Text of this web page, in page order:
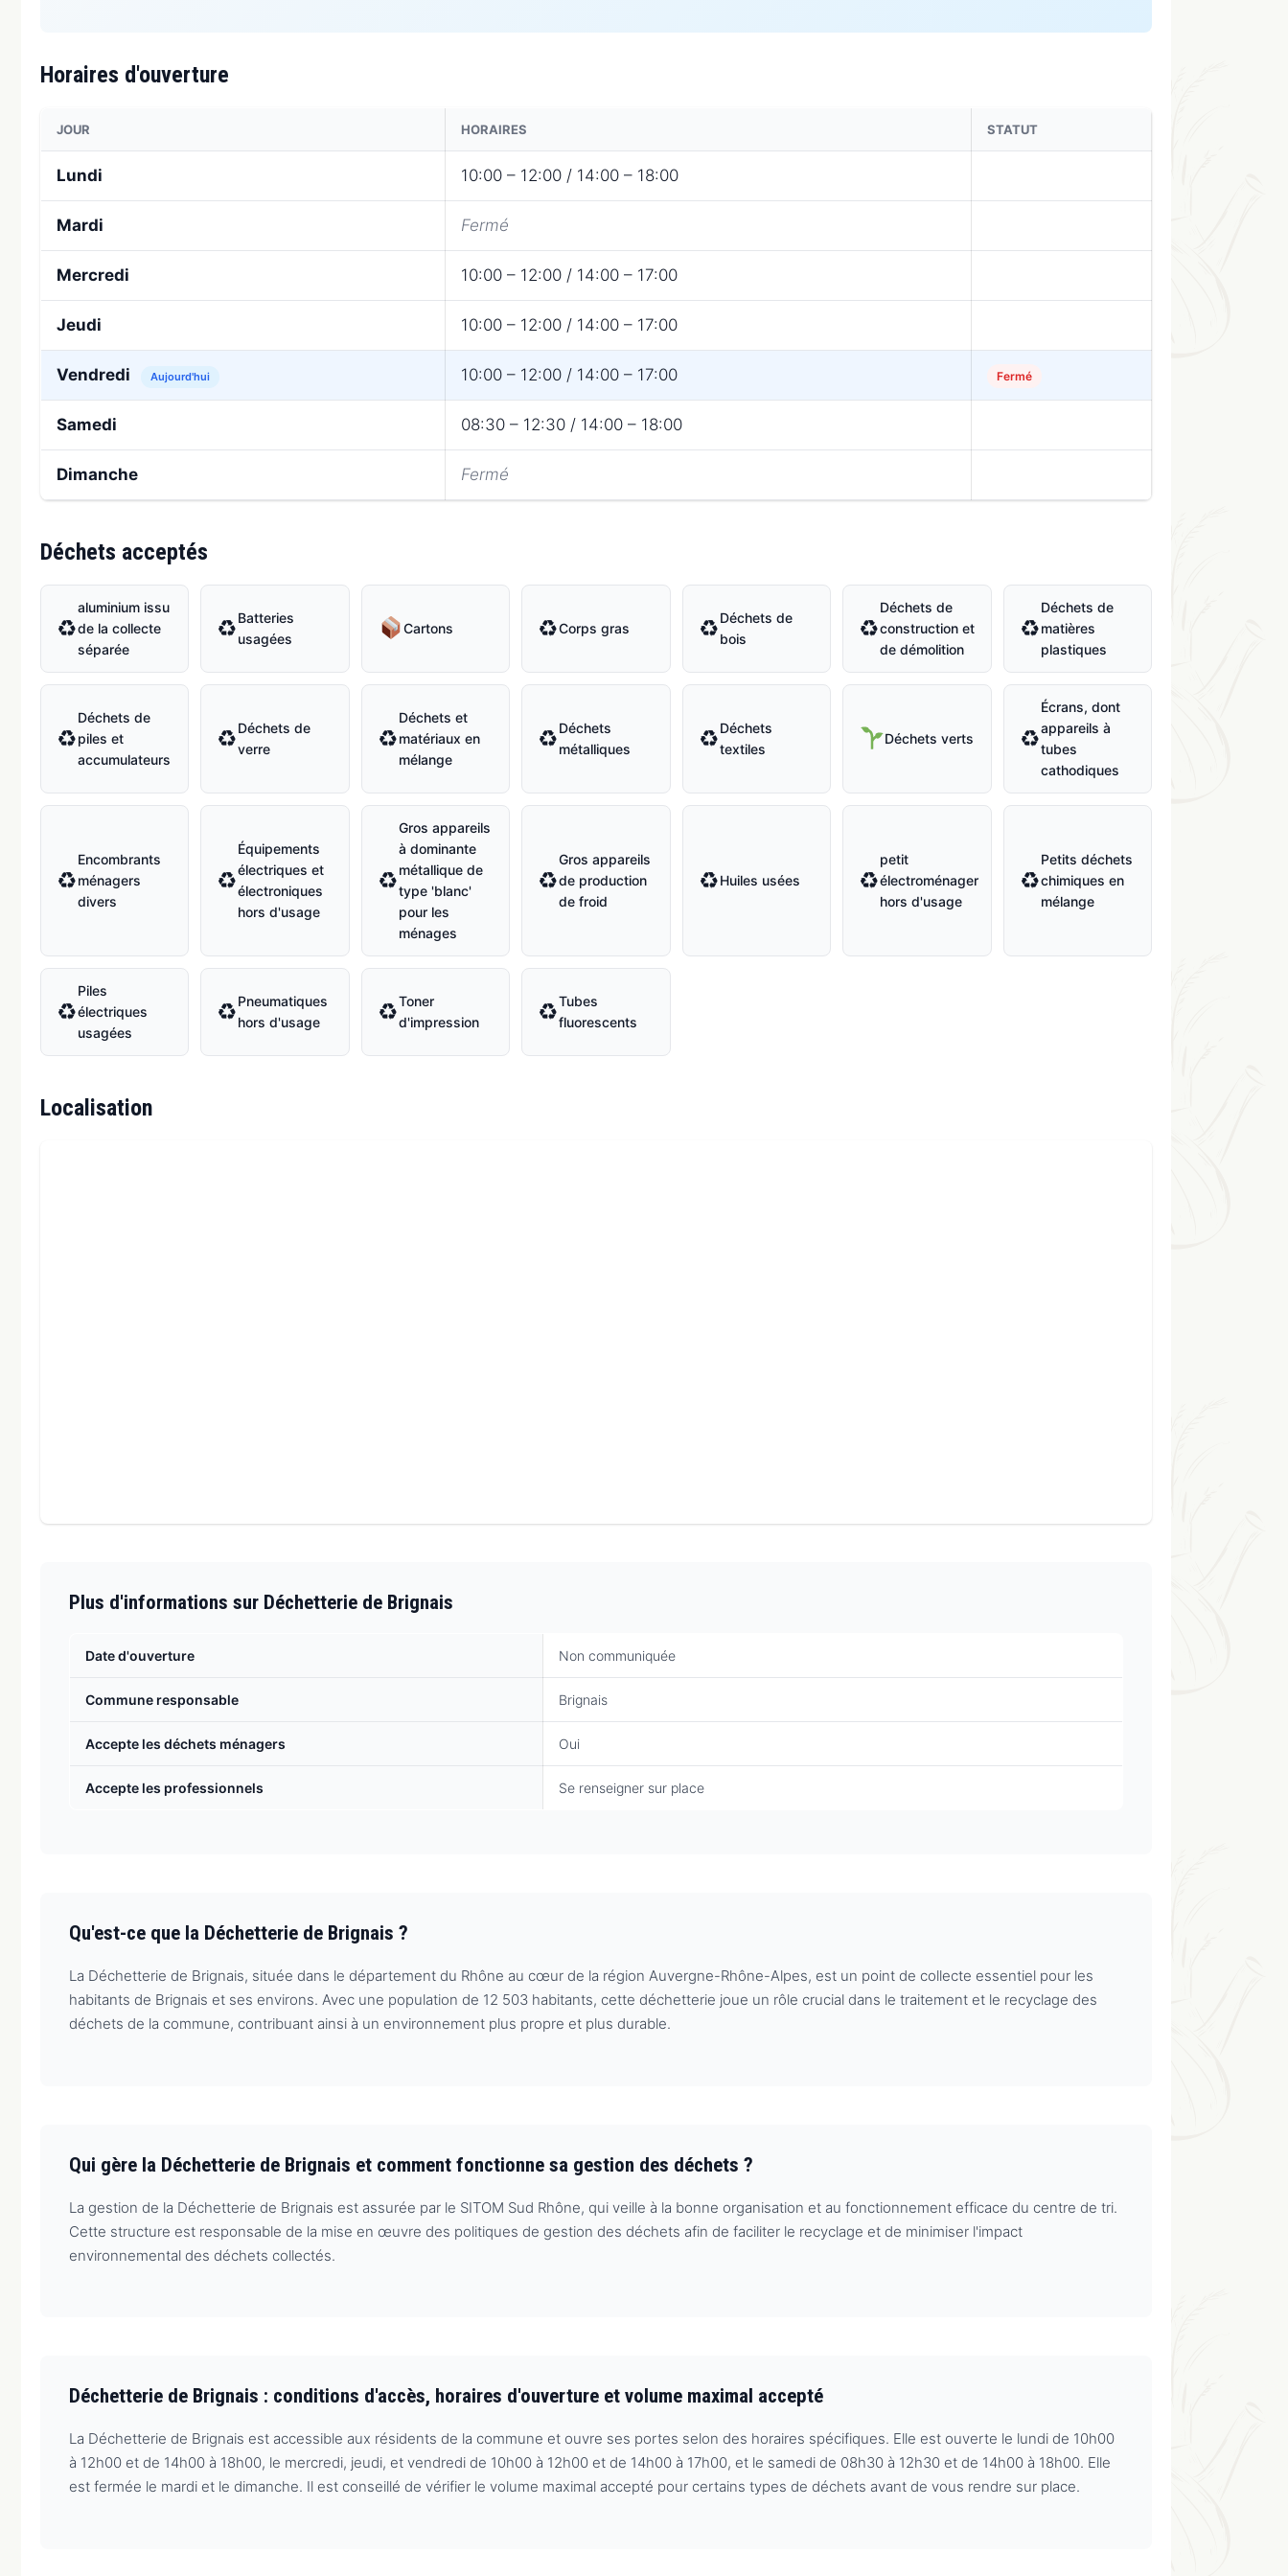
Horaires d'ouverture
JOUR HORAIRES STATUT
Lundi 10:00 – 12:00 / 14:00 – 18:00
Mardi Fermé
Mercredi 10:00 – 12:00 / 14:00 – 17:00
Jeudi 10:00 – 12:00 / 14:00 – 17:00
Vendredi Aujourd'hui 10:00 – 12:00 / 14:00 – 17:00 Fermé
Samedi 08:30 – 12:30 / 14:00 – 18:00
Dimanche Fermé
Déchets acceptés
♻
aluminium issu
de la collecte
séparée
♻Batteries
usagées
Cartons ♻Corps gras ♻Déchets de
bois
♻
Déchets de
construction et
de démolition
♻
Déchets de
matières
plastiques
♻
Déchets de
piles et
accumulateurs
♻Déchets de
verre
♻
Déchets et
matériaux en
mélange
♻Déchets
métalliques
♻Déchets
textiles
Déchets verts ♻
Écrans, dont
appareils à
tubes
cathodiques
♻
Encombrants
ménagers
divers
♻
Équipements
électriques et
électroniques
hors d'usage
♻
Gros appareils
à dominante
métallique de
type 'blanc'
pour les
ménages
♻
Gros appareils
de production
de froid
♻Huiles usées ♻
petit
électroménager
hors d'usage
♻
Petits déchets
chimiques en
mélange
♻
Piles
électriques
usagées
♻Pneumatiques
hors d'usage
♻Toner
d'impression
♻Tubes
fluorescents
Localisation
Plus d'informations sur Déchetterie de Brignais
Date d'ouverture Non communiquée
Commune responsable Brignais
Accepte les déchets ménagers Oui
Accepte les professionnels Se renseigner sur place
Qu'est-ce que la Déchetterie de Brignais ?
La Déchetterie de Brignais, située dans le département du Rhône au cœur de la région Auvergne-Rhône-Alpes, est un point de collecte essentiel pour les
habitants de Brignais et ses environs. Avec une population de 12 503 habitants, cette déchetterie joue un rôle crucial dans le traitement et le recyclage des
déchets de la commune, contribuant ainsi à un environnement plus propre et plus durable.
Qui gère la Déchetterie de Brignais et comment fonctionne sa gestion des déchets ?
La gestion de la Déchetterie de Brignais est assurée par le SITOM Sud Rhône, qui veille à la bonne organisation et au fonctionnement efficace du centre de tri.
Cette structure est responsable de la mise en œuvre des politiques de gestion des déchets afin de faciliter le recyclage et de minimiser l'impact
environnemental des déchets collectés.
Déchetterie de Brignais : conditions d'accès, horaires d'ouverture et volume maximal accepté
La Déchetterie de Brignais est accessible aux résidents de la commune et ouvre ses portes selon des horaires spécifiques. Elle est ouverte le lundi de 10h00
à 12h00 et de 14h00 à 18h00, le mercredi, jeudi, et vendredi de 10h00 à 12h00 et de 14h00 à 17h00, et le samedi de 08h30 à 12h30 et de 14h00 à 18h00. Elle
est fermée le mardi et le dimanche. Il est conseillé de vérifier le volume maximal accepté pour certains types de déchets avant de vous rendre sur place.